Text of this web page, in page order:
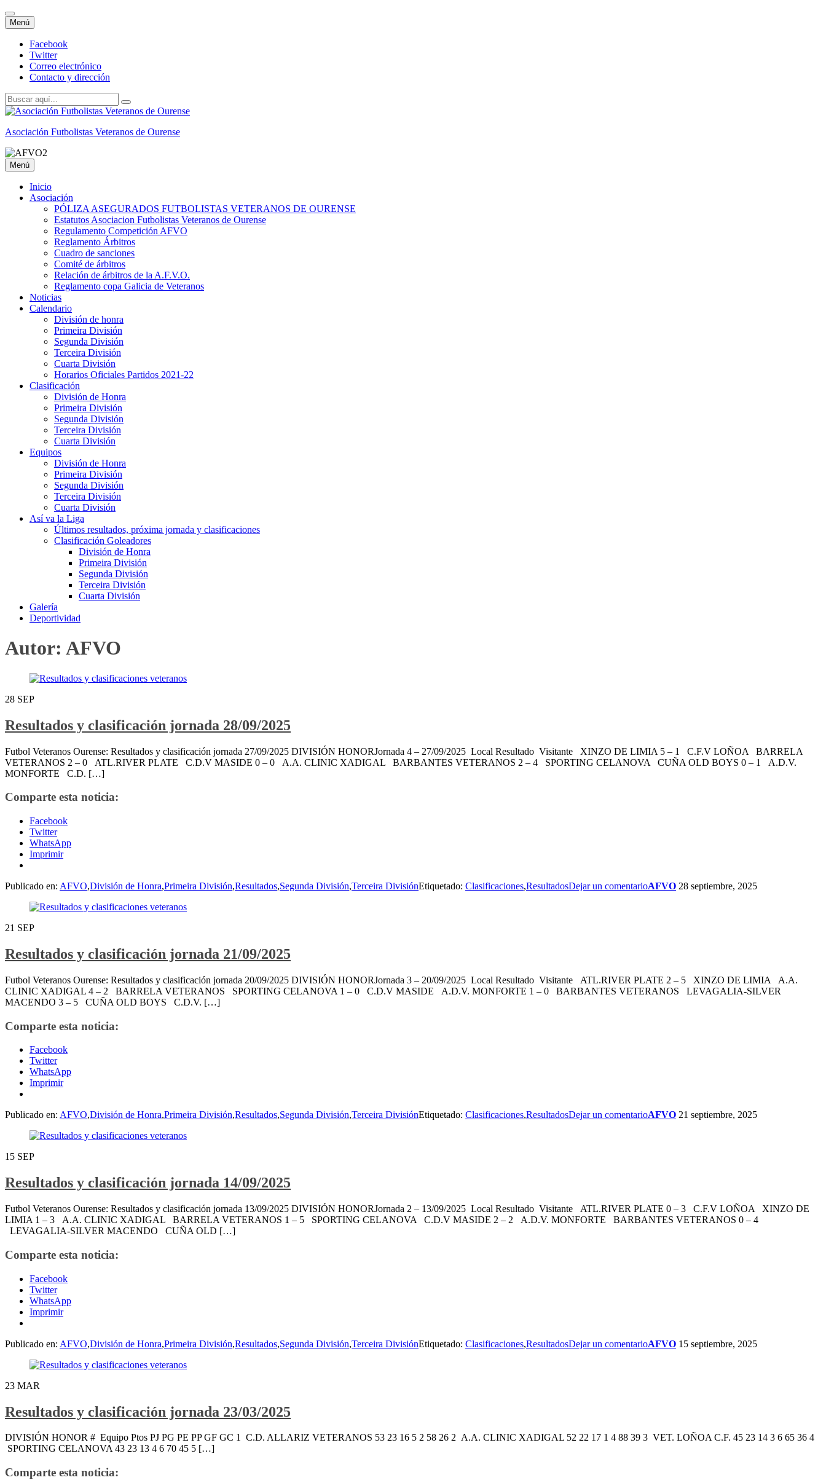
Menú Saltar
al
contenido
Facebook
Twitter
Correo electrónico
Contacto y dirección
Buscar
por:
Asociación Futbolistas Veteranos de Ourense
Menú Saltar
al
contenido
Inicio
Asociación
PÓLIZA ASEGURADOS FUTBOLISTAS VETERANOS DE OURENSE
Estatutos Asociacion Futbolistas Veteranos de Ourense
Regulamento Competición AFVO
Reglamento Árbitros
Cuadro de sanciones
Comité de árbitros
Relación de árbitros de la A.F.V.O.
Reglamento copa Galicia de Veteranos
Noticias
Calendario
División de honra
Primeira División
Segunda División
Terceira División
Cuarta División
Horarios Oficiales Partidos 2021-22
Clasificación
División de Honra
Primeira División
Segunda División
Terceira División
Cuarta División
Equipos
División de Honra
Primeira División
Segunda División
Terceira División
Cuarta División
Así va la Liga
Últimos resultados, próxima jornada y clasificaciones
Clasificación Goleadores
División de Honra
Primeira División
Segunda División
Terceira División
Cuarta División
Galería
Deportividad
Autor: AFVO
28 SEP
Resultados y clasificación jornada 28/09/2025
Futbol Veteranos Ourense: Resultados y clasificación jornada 27/09/2025 DIVISIÓN HONORJornada 4 – 27/09/2025 Local Resultado Visitante XINZO DE LIMIA 5 – 1 C.F.V LOÑOA BARRELA
VETERANOS 2 – 0 ATL.RIVER PLATE C.D.V MASIDE 0 – 0 A.A. CLINIC XADIGAL BARBANTES VETERANOS 2 – 4 SPORTING CELANOVA CUÑA OLD BOYS 0 – 1 A.D.V.
MONFORTE C.D. […]
Comparte esta noticia:
Facebook
Twitter
WhatsApp
Imprimir
Publicado en: AFVO,División de Honra,Primeira División,Resultados,Segunda División,Terceira DivisiónEtiquetado: Clasificaciones,ResultadosDejar un comentarioAFVO 28 septiembre, 2025
21 SEP
Resultados y clasificación jornada 21/09/2025
Futbol Veteranos Ourense: Resultados y clasificación jornada 20/09/2025 DIVISIÓN HONORJornada 3 – 20/09/2025 Local Resultado Visitante ATL.RIVER PLATE 2 – 5 XINZO DE LIMIA A.A.
CLINIC XADIGAL 4 – 2 BARRELA VETERANOS SPORTING CELANOVA 1 – 0 C.D.V MASIDE A.D.V. MONFORTE 1 – 0 BARBANTES VETERANOS LEVAGALIA-SILVER
MACENDO 3 – 5 CUÑA OLD BOYS C.D.V. […]
Comparte esta noticia:
Facebook
Twitter
WhatsApp
Imprimir
Publicado en: AFVO,División de Honra,Primeira División,Resultados,Segunda División,Terceira DivisiónEtiquetado: Clasificaciones,ResultadosDejar un comentarioAFVO 21 septiembre, 2025
15 SEP
Resultados y clasificación jornada 14/09/2025
Futbol Veteranos Ourense: Resultados y clasificación jornada 13/09/2025 DIVISIÓN HONORJornada 2 – 13/09/2025 Local Resultado Visitante ATL.RIVER PLATE 0 – 3 C.F.V LOÑOA XINZO DE
LIMIA 1 – 3 A.A. CLINIC XADIGAL BARRELA VETERANOS 1 – 5 SPORTING CELANOVA C.D.V MASIDE 2 – 2 A.D.V. MONFORTE BARBANTES VETERANOS 0 – 4
LEVAGALIA-SILVER MACENDO CUÑA OLD […]
Comparte esta noticia:
Facebook
Twitter
WhatsApp
Imprimir
Publicado en: AFVO,División de Honra,Primeira División,Resultados,Segunda División,Terceira DivisiónEtiquetado: Clasificaciones,ResultadosDejar un comentarioAFVO 15 septiembre, 2025
23 MAR
Resultados y clasificación jornada 23/03/2025
DIVISIÓN HONOR # Equipo Ptos PJ PG PE PP GF GC 1 C.D. ALLARIZ VETERANOS 53 23 16 5 2 58 26 2 A.A. CLINIC XADIGAL 52 22 17 1 4 88 39 3 VET. LOÑOA C.F. 45 23 14 3 6 65 36 4
SPORTING CELANOVA 43 23 13 4 6 70 45 5 […]
Comparte esta noticia: